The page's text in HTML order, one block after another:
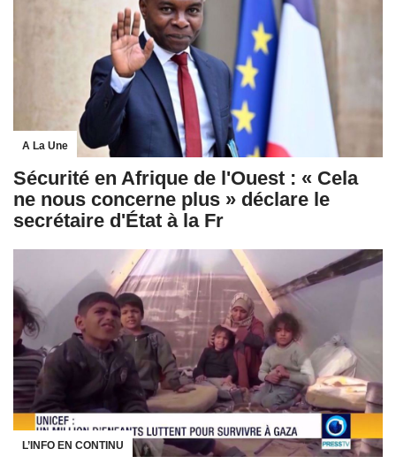
A La Une
Sécurité en Afrique de l'Ouest : « Cela
ne nous concerne plus » déclare le
secrétaire d'État à la Fr
L’INFO EN CONTINU